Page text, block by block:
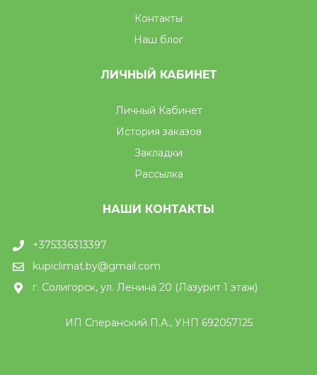
Контакты
Наш блог
ЛИЧНЫЙ КАБИНЕТ
Личный Кабинет
История заказов
Закладки
Рассылка
НАШИ КОНТАКТЫ
+375336313397
kupiclimat.by@gmail.com
г. Солигорск, ул. Ленина 20 (Лазурит 1 этаж)
ИП Сперанский П.А., УНП 692057125